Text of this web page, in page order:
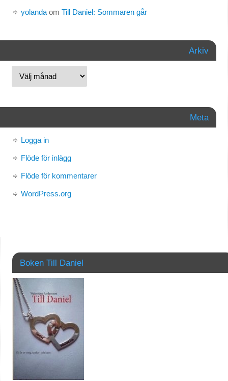
yolandaom Till Daniel: Sommaren går
Arkiv
Meta
Logga in
Flöde för inlägg
Flöde för kommentarer
WordPress.org
Boken Till Daniel